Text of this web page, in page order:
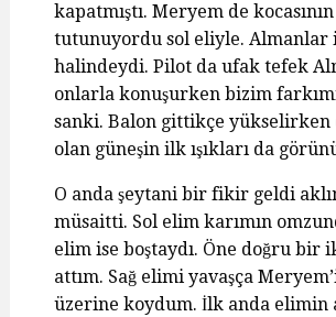
kapatmıştı. Meryem de
tutunuyordu sol eliyle. Almanlar
halindeydi. Pilot da ufak tefek
onlarla konuşurken bizim
sanki. Balon gittikçe yükselirken
olan güneşin ilk ışıkları da
O anda şeytani bir fikir geldi
müsaitti. Sol elim karımın
elim ise boştaydı. Öne doğru bir
attım. Sağ elimi yavaşça
üzerine koydum. İlk anda elimin